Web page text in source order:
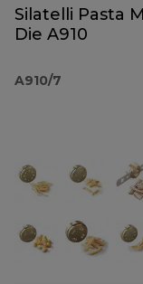
Silatelli Pasta
Die A910
A910/7